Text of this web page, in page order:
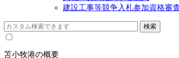
建設工事等競争入札参加資格審
苫小牧港の概要